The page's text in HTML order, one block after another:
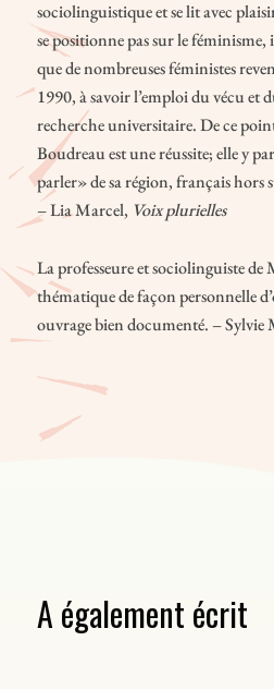
sociolinguistique et se lit avec
se positionne pas sur le
que de nombreuses féministes
1990, à savoir l’emploi du vécu et
recherche universitaire. De ce point
Boudreau est une réussite; elle y
parler» de sa région, français hors
– Lia Marcel, Voix plurielles
La professeure et sociolinguiste
thématique de façon personnelle
ouvrage bien documenté. – Sylvie
A également écrit